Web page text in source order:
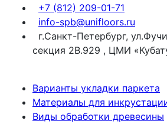
+7 (812) 209-01-71
info-spb@unifloors.ru
г.Санкт-Петербург,
секция 2В.929 , ЦМИ
Варианты укладки паркета
Материалы для
Виды обработки древесины